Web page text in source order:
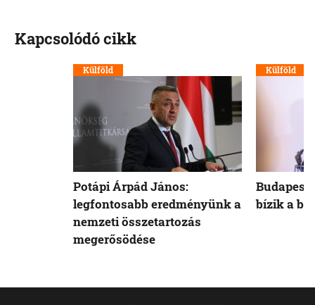
Kapcsolódó cikk
Külföld
Potápi Árpád János:
legfontosabb eredményünk a
nemzeti összetartozás
megerősödése
Külföld
Budapest
bízik a